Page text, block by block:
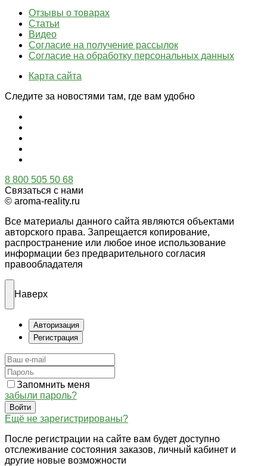
Отзывы о товарах
Статьи
Видео
Согласие на получение рассылок
Согласие на обработку персональных данных
Карта сайта
Следите за новостями там, где вам удобно
8 800 505 50 68
Связаться с нами
© aroma-reality.ru
Все материалы данного сайта являются объектами
авторского права. Запрещается копирование,
распространение или любое иное использование
информации без предварительного согласия
правообладателя
Наверх
Авторизация
Регистрация
Запомнить меня
забыли пароль?
Войти
Ещё не зарегистрированы?
После регистрации на сайте вам будет доступно
отслеживание состояния заказов, личный кабинет и
другие новые возможности